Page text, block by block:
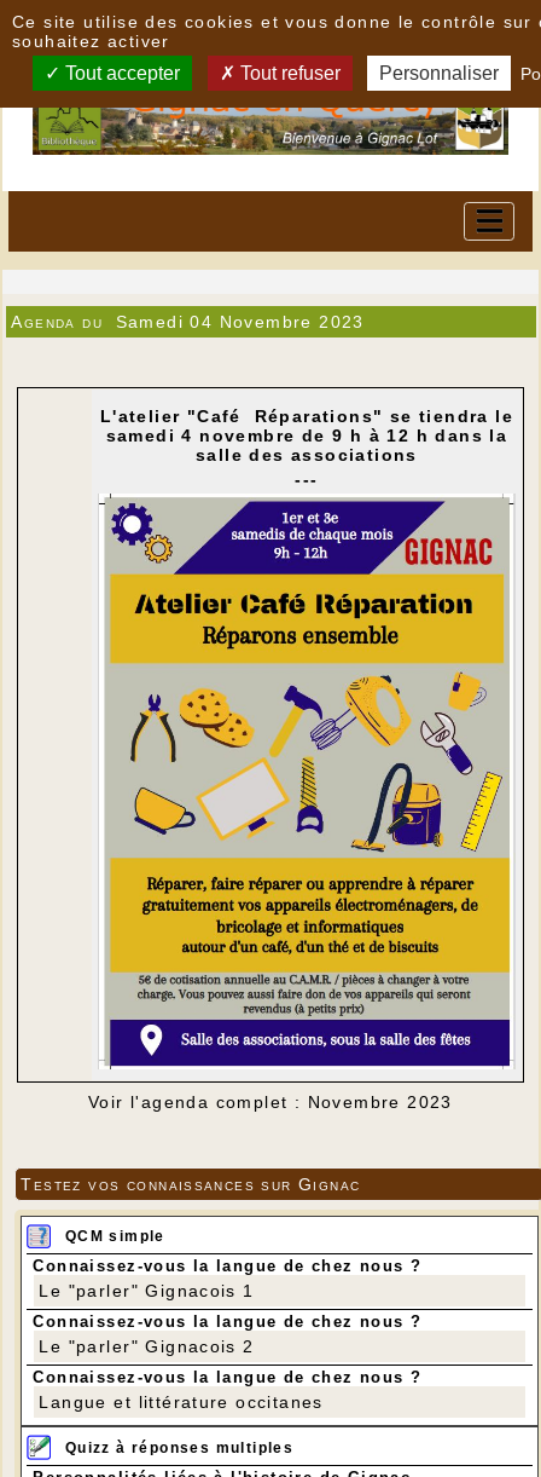
Agenda du Samedi 04 Novembre 2023
L'atelier "Café Réparations" se tiendra le
samedi 4 novembre de 9 h à 12 h dans la
salle des associations
---
Voir l'agenda complet : Novembre 2023
Testez vos connaissances sur Gignac
QCM simple
Connaissez-vous la langue de chez nous ?
Le "parler" Gignacois 1
Connaissez-vous la langue de chez nous ?
Le "parler" Gignacois 2
Connaissez-vous la langue de chez nous ?
Langue et littérature occitanes
Quizz à réponses multiples
Ce site utilise des cookies et vous donne le contrôle sur
souhaitez activer
Tout accepter Tout refuser Personnaliser